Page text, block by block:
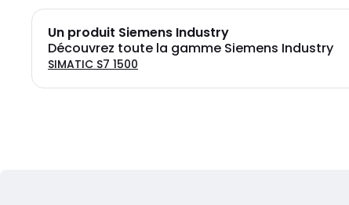
Un produit Siemens Industry
Découvrez toute la gamme Siemens Industry
SIMATIC S7 1500